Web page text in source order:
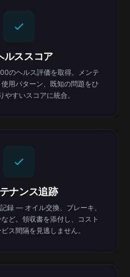
ルススコア
のヘルス評価を取得。メンテ
用パターン、既知の問題をひ
やすいスコアに統合。
ナンス追跡
録 — オイル交換、ブレーキ、
ど。領収書を添付し、コスト
ス間隔を見逃しません。